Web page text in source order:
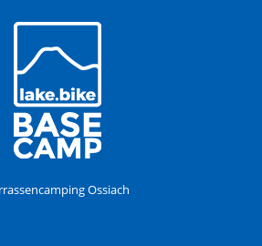
Ossiach